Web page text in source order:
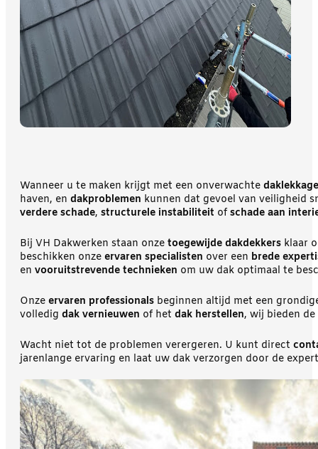
Wanneer u te maken krijgt met een onverwachte daklekkage
haven, en dakproblemen kunnen dat gevoel van veiligheid
verdere schade, structurele instabiliteit of schade aan
Bij VH Dakwerken staan onze toegewijde dakdekkers klaar
beschikken onze ervaren specialisten over een brede
en vooruitstrevende technieken om uw dak optimaal te
Onze ervaren professionals beginnen altijd met een
volledig dak vernieuwen of het dak herstellen, wij bieden de
Wacht niet tot de problemen verergeren. U kunt direct
jarenlange ervaring en laat uw dak verzorgen door de